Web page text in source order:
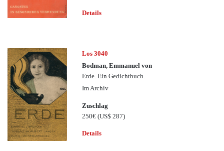
Details
Los 3040
Bodman, Emmanuel von
Erde. Ein Gedichtbuch.
Im Archiv
Zuschlag
250€(US$ 287)
Details